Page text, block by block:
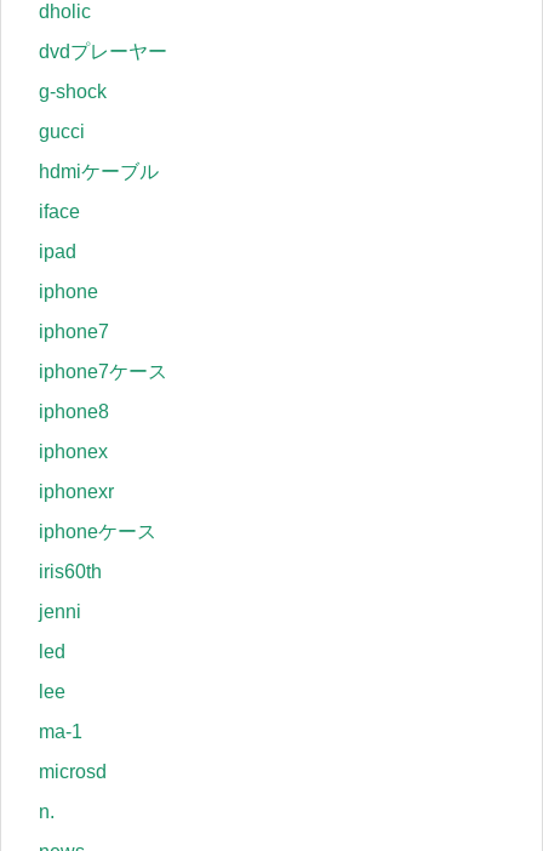
dholic
dvdプレーヤー
g-shock
gucci
hdmiケーブル
iface
ipad
iphone
iphone7
iphone7ケース
iphone8
iphonex
iphonexr
iphoneケース
iris60th
jenni
led
lee
ma-1
microsd
n.